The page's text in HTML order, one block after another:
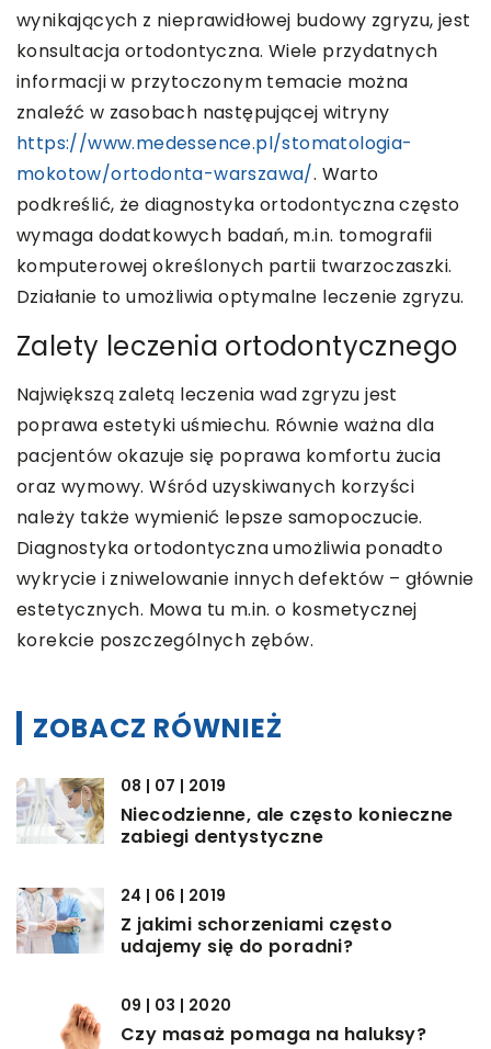
wynikających z nieprawidłowej budowy zgryzu, jest
konsultacja ortodontyczna. Wiele przydatnych
informacji w przytoczonym temacie można
znaleźć w zasobach następującej witryny
https://www.medessence.pl/stomatologia-
mokotow/ortodonta-warszawa/. Warto
podkreślić, że diagnostyka ortodontyczna często
wymaga dodatkowych badań, m.in. tomografii
komputerowej określonych partii twarzoczaszki.
Działanie to umożliwia optymalne leczenie zgryzu.
Zalety leczenia ortodontycznego
Największą zaletą leczenia wad zgryzu jest
poprawa estetyki uśmiechu. Równie ważna dla
pacjentów okazuje się poprawa komfortu żucia
oraz wymowy. Wśród uzyskiwanych korzyści
należy także wymienić lepsze samopoczucie.
Diagnostyka ortodontyczna umożliwia ponadto
wykrycie i zniwelowanie innych defektów – głównie
estetycznych. Mowa tu m.in. o kosmetycznej
korekcie poszczególnych zębów.
ZOBACZ RÓWNIEŻ
08 | 07 | 2019
Niecodzienne, ale często konieczne
zabiegi dentystyczne
24 | 06 | 2019
Z jakimi schorzeniami często
udajemy się do poradni?
09 | 03 | 2020
Czy masaż pomaga na haluksy?